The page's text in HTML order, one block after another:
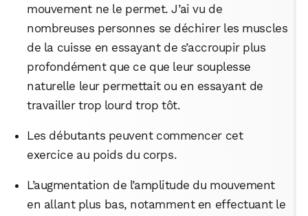
mouvement ne le permet. J’ai vu de
nombreuses personnes se déchirer les muscles
de la cuisse en essayant de s’accroupir plus
profondément que ce que leur souplesse
naturelle leur permettait ou en essayant de
travailler trop lourd trop tôt.
Les débutants peuvent commencer cet
exercice au poids du corps.
L’augmentation de l’amplitude du mouvement
en allant plus bas, notamment en effectuant le